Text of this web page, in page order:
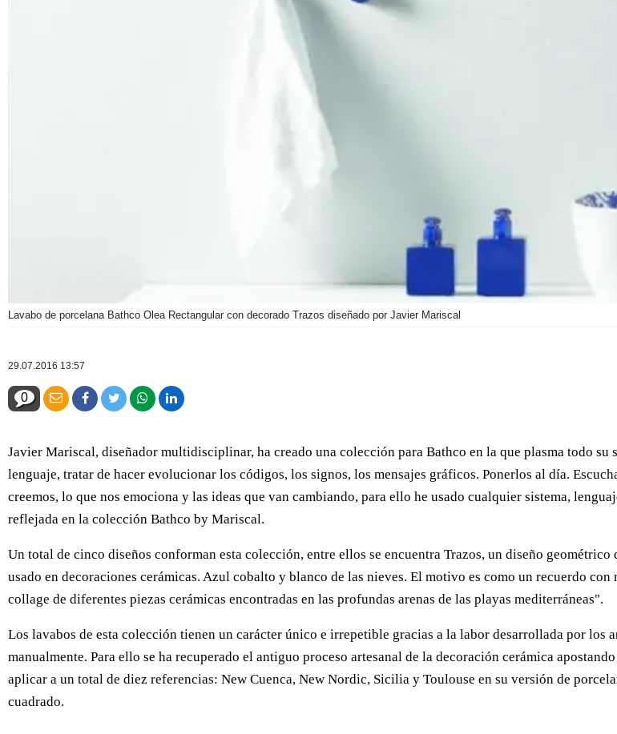
Lavabo de porcelana Bathco Olea Rectangular con decorado Trazos diseñado por Javier Mariscal
29.07.2016 13:57
0
Javier Mariscal, diseñador multidisciplinar, ha creado una colección para Bathco en la que plasma todo
lenguaje, tratar de hacer evolucionar los códigos, los signos, los mensajes gráficos. Ponerlos al día.
creemos, lo que nos emociona y las ideas que van cambiando, para ello he usado cualquier sistema,
reflejada en la colección Bathco by Mariscal.
Un total de cinco diseños conforman esta colección, entre ellos se encuentra Trazos, un diseño
usado en decoraciones cerámicas. Azul cobalto y blanco de las nieves. El motivo es como un recuerdo
collage de diferentes piezas cerámicas encontradas en las profundas arenas de las playas mediterráneas".
Los lavabos de esta colección tienen un carácter único e irrepetible gracias a la labor desarrollada por los
manualmente. Para ello se ha recuperado el antiguo proceso artesanal de la decoración cerámica
aplicar a un total de diez referencias: New Cuenca, New Nordic, Sicilia y Toulouse en su versión de
cuadrado.